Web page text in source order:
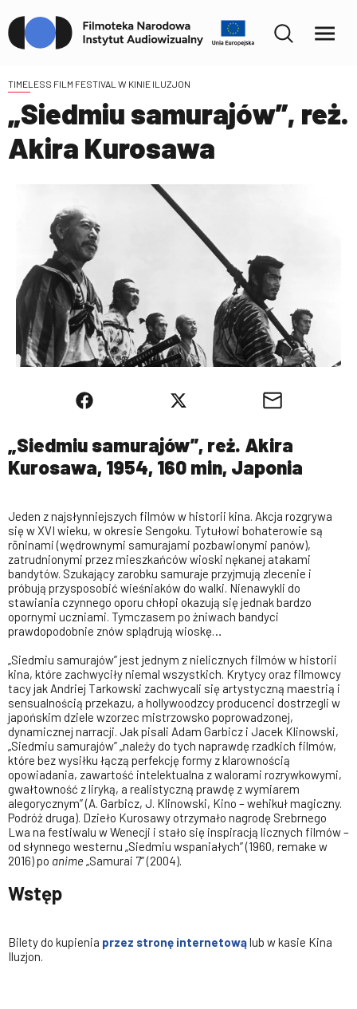
TIMELESS FILM FESTIVAL W KINIE ILUZJON
„Siedmiu samurajów”, reż.
Akira Kurosawa
„Siedmiu samurajów”, reż. Akira
Kurosawa, 1954, 160 min, Japonia
Jeden z najsłynniejszych filmów w historii kina. Akcja rozgrywa
się w XVI wieku, w okresie Sengoku. Tytułowi bohaterowie są
rōninami (wędrownymi samurajami pozbawionymi panów),
zatrudnionymi przez mieszkańców wioski nękanej atakami
bandytów. Szukający zarobku samuraje przyjmują zlecenie i
próbują przysposobić wieśniaków do walki. Nienawykli do
stawiania czynnego oporu chłopi okazują się jednak bardzo
opornymi uczniami. Tymczasem po żniwach bandyci
prawdopodobnie znów splądrują wioskę…
„Siedmiu samurajów” jest jednym z nielicznych filmów w historii
kina, które zachwyciły niemal wszystkich. Krytycy oraz filmowcy
tacy jak Andriej Tarkowski zachwycali się artystyczną maestrią i
sensualnością przekazu, a hollywoodzcy producenci dostrzegli w
japońskim dziele wzorzec mistrzowsko poprowadzonej,
dynamicznej narracji. Jak pisali Adam Garbicz i Jacek Klinowski,
„Siedmiu samurajów” „należy do tych naprawdę rzadkich filmów,
które bez wysiłku łączą perfekcję formy z klarownością
opowiadania, zawartość intelektualna z walorami rozrywkowymi,
gwałtowność z liryką, a realistyczną prawdę z wymiarem
alegorycznym” (A. Garbicz, J. Klinowski, Kino – wehikuł magiczny.
Podróż druga). Dzieło Kurosawy otrzymało nagrodę Srebrnego
Lwa na festiwalu w Wenecji i stało się inspiracją licznych filmów –
od słynnego westernu „Siedmiu wspaniałych” (1960, remake w
2016) po anime„Samurai 7” (2004).
Wstęp
Bilety do kupienia przez stronę internetowąlub w kasie Kina
Iluzjon.